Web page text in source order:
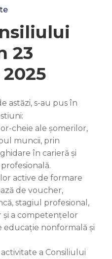
23
astăzi, s-au pus în
cheie ale șomerilor,
muncii, prin
în carieră și
active de formare
de voucher,
stagiul profesional,
a competențelor
nonformală și
a Consiliului